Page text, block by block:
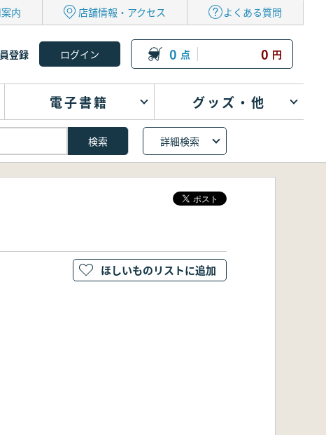
内 店舗情報・アクセス よくある質問
登録 0 点 0 円
電子書籍 グッズ・他
詳細検索
ほしいものリストに追加